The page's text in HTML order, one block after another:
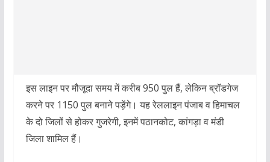
इस लाइन पर मौजूदा समय में करीब 950 पुल हैं, लेकिन ब्रॉडगेज
करने पर 1150 पुल बनाने पड़ेंगे। यह रेललाइन पंजाब व हिमाचल
के दो जिलों से होकर गुजरेगी, इनमें पठानकोट, कांगड़ा व मंडी
जिला शामिल हैं।